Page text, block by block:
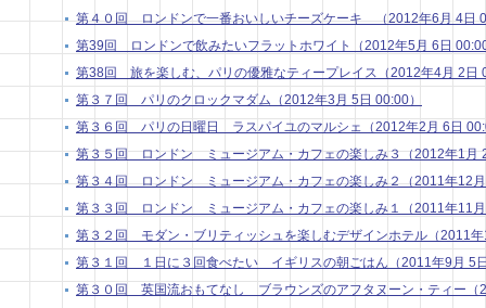
第４０回 ロンドンで一番おいしいチーズケーキ （2012年6月 4日
第39回 ロンドンで飲みたいフラットホワイト（2012年5月 6日
第38回 旅を楽しむ、パリの優雅なティープレイス（2012年4月 2日
第３７回 パリのクロックマダム（2012年3月 5日 00:00）
第３６回 パリの日曜日 ラスパイユのマルシェ（2012年2月 6日
第３５回 ロンドン ミュージアム・カフェの楽しみ３（2012年1月
第３４回 ロンドン ミュージアム・カフェの楽しみ２（2011年12
第３３回 ロンドン ミュージアム・カフェの楽しみ１（2011年11
第３２回 モダン・ブリティッシュを楽しむデザインホテル（2011
第３１回 １日に３回食べたい イギリスの朝ごはん（2011年9月 5
第３０回 英国流おもてなし ブラウンズのアフタヌーン・ティー（